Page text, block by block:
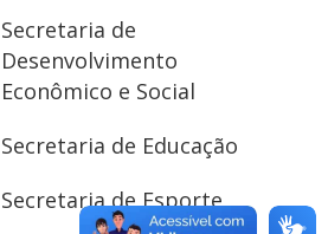
Secretaria de
Desenvolvimento
Econômico e Social
Secretaria de Educação
Secretaria de Esporte